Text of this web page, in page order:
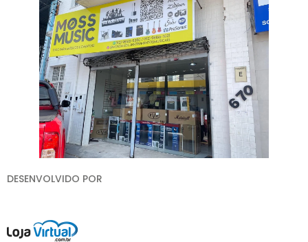
DESENVOLVIDO POR